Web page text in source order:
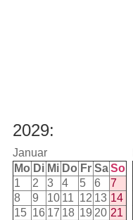
2029:
Januar
Mo Di Mi Do Fr SaSo
1
2 3 4 5 6
7
8
9 10 11 12 13 14
15 16 17 18 19 20 21